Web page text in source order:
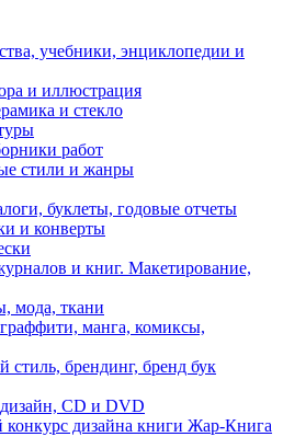
учебники, энциклопедии и
и иллюстрация
и стекло
работ
стили и жанры
буклеты, годовые отчеты
и конверты
и книг. Макетирование,
мода, ткани
манга, комиксы,
стиль, брендинг, бренд бук
СD и DVD
дизайна книги Жар-Книга